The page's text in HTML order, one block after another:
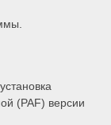
(PAF) версии